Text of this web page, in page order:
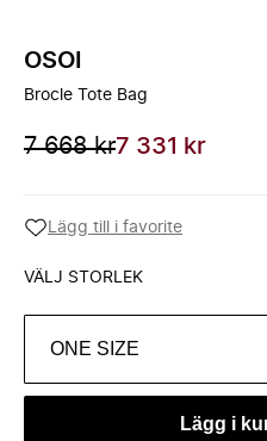
OSOI
Brocle Tote Bag
7 668 kr7 331 kr
Lägg till i favorite
VÄLJ STORLEK
ONE SIZE
Lägg i